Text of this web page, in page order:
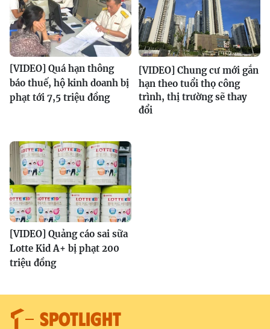
[VIDEO] Quá hạn thông
báo thuế, hộ kinh doanh bị
phạt tới 7,5 triệu đồng
[VIDEO] Chung cư mới gắn
hạn theo tuổi thọ công
trình, thị trường sẽ thay
đổi
[VIDEO] Quảng cáo sai sữa
Lotte Kid A+ bị phạt 200
triệu đồng
SPOTLIGHT